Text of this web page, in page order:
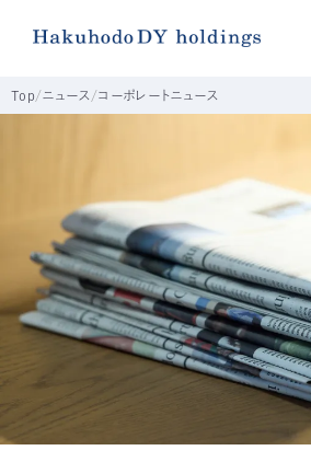
Top ニュース コーポレートニュース